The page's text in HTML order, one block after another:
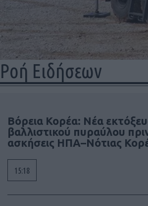
Ροή Ειδήσεων
Βόρεια Κορέα: Νέα
βαλλιστικού πυραύλου
ασκήσεις ΗΠΑ–Νότιας
15:18